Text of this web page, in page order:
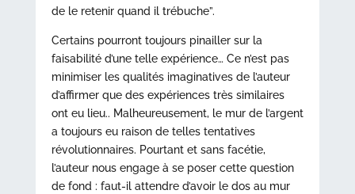
de le retenir quand il trébuche”.
Certains pourront toujours pinailler sur la
faisabilité d’une telle expérience… Ce n’est pas
minimiser les qualités imaginatives de l’auteur
d’affirmer que des expériences très similaires
ont eu lieu.. Malheureusement, le mur de l’argent
a toujours eu raison de telles tentatives
révolutionnaires. Pourtant et sans facétie,
l’auteur nous engage à se poser cette question
de fond : faut-il attendre d’avoir le dos au mur